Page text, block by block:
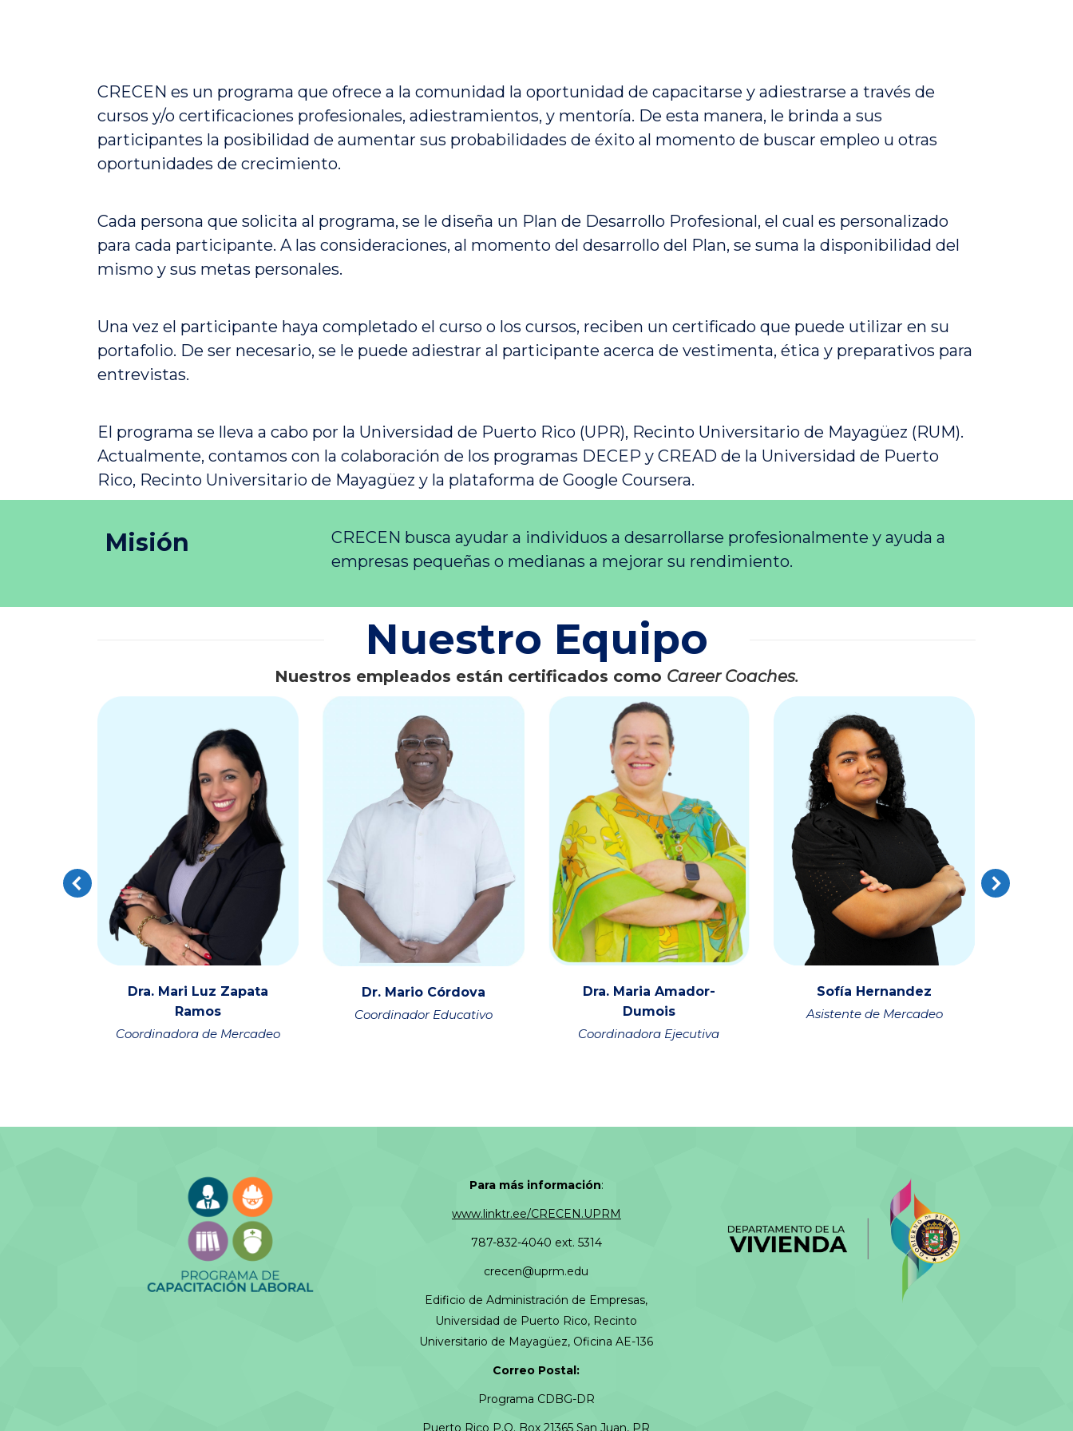
CRECEN es un programa que ofrece a la comunidad la oportunidad de capacitarse y adiestrarse a través de
cursos y/o certificaciones profesionales, adiestramientos, y mentoría. De esta manera, le brinda a sus
participantes la posibilidad de aumentar sus probabilidades de éxito al momento de buscar empleo u otras
oportunidades de crecimiento.
Cada persona que solicita al programa, se le diseña un Plan de Desarrollo Profesional, el cual es personalizado
para cada participante. A las consideraciones, al momento del desarrollo del Plan, se suma la disponibilidad del
mismo y sus metas personales.
Una vez el participante haya completado el curso o los cursos, reciben un certificado que puede utilizar en su
portafolio. De ser necesario, se le puede adiestrar al participante acerca de vestimenta, ética y preparativos para
entrevistas.
El programa se lleva a cabo por la Universidad de Puerto Rico (UPR), Recinto Universitario de Mayagüez (RUM).
Actualmente, contamos con la colaboración de los programas DECEP y CREAD de la Universidad de Puerto
Rico, Recinto Universitario de Mayagüez y la plataforma de Google Coursera.
Misión
CRECEN busca ayudar a individuos a desarrollarse profesionalmente y ayuda a
empresas pequeñas o medianas a mejorar su rendimiento.
Nuestro Equipo
Nuestros empleados están certificados como Career Coaches.
Dra. Mari Luz Zapata
Ramos
Coordinadora de Mercadeo
Dr. Mario Córdova
Coordinador Educativo
Dra. Maria Amador-
Dumois
Coordinadora Ejecutiva
Sofía Hernandez
Asistente de Mercadeo
Para más información:
www.linktr.ee/CRECEN.UPRM
787-832-4040 ext. 5314
crecen@uprm.edu
Edificio de Administración de Empresas,
Universidad de Puerto Rico, Recinto
Universitario de Mayagüez, Oficina AE-136
Correo Postal:
Programa CDBG-DR
Puerto Rico P.O. Box 21365 San Juan, PR